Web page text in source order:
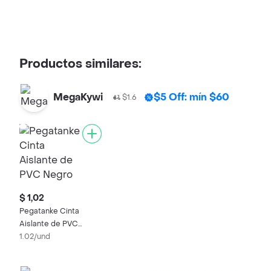
Productos similares:
MegaKywi $1.6 $5 Off: mín $60
$ 1,02
Pegatanke Cinta
Aislante de PVC
Negro
1.02/und